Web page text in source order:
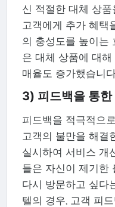
신 적절한 대체 상
고객에게 추가 혜택
의 충성도를 높이는
은 대체 상품에 대
매율도 증가했습니
3) 피드백을 통한
피드백을 적극적으
고객의 불만을 해결
실시하여 서비스 개
들은 자신이 제기한
다시 방문하고 싶다
텔의 경우, 고객 피